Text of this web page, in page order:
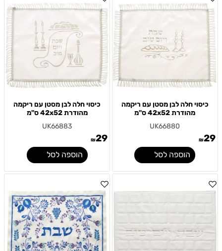
כיסוי חלה לבן מסטן עם ריקמה
מהודרת 42x52 ס"מ
UK66880
₪29
הוספה לסל
כיסוי חלה לבן מסטן עם ריקמה
מהודרת 42x52 ס"מ
UK66883
₪29
הוספה לסל